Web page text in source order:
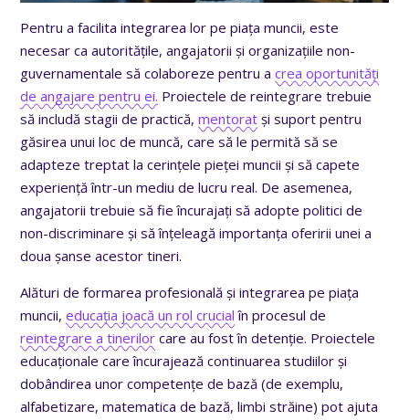
Pentru a facilita integrarea lor pe piața muncii, este
necesar ca autoritățile, angajatorii și organizațiile non-
guvernamentale să colaboreze pentru acrea oportunități
de angajare pentru ei. Proiectele de reintegrare trebuie
să includă stagii de practică,mentorat și suport pentru
găsirea unui loc de muncă, care să le permită să se
adapteze treptat la cerințele pieței muncii și să capete
experiență într-un mediu de lucru real. De asemenea,
angajatorii trebuie să fie încurajați să adopte politici de
non-discriminare și să înțeleagă importanța oferirii unei a
doua șanse acestor tineri.
Alături de formarea profesională și integrarea pe piața
muncii,educația joacă un rol crucial în procesul de
reintegrare a tinerilor care au fost în detenție. Proiectele
educaționale care încurajează continuarea studiilor și
dobândirea unor competențe de bază (de exemplu,
alfabetizare, matematica de bază, limbi străine) pot ajuta